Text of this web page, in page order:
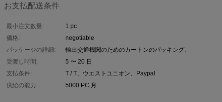
お支払配送条件
最小注文数量:
1 pc
価格:
negotiable
パッケージの詳細:
輸出交通機関のためのカートンのパッキング、
受渡し時間:
5 〜 20 日
支払条件:
T / T、ウエストユニオン、Paypal
供給の能力:
5000 PC 月